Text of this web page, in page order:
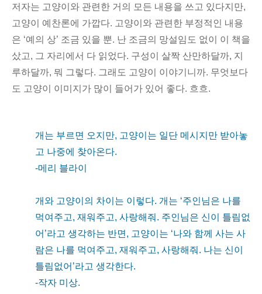
저자는 고양이와 관련한 거의 모든 내용을 쓰고 있다지만,
고양이 예찬론에 가깝다. 고양이와 관련한 부정적인 내용
은 ‘예의 상’ 조금 있을 뿐. 난 조금의 망설임도 없이 이 책을
샀고, 그 자리에서 다 읽었다. 구성이 살짝 산만하달까, 지
루하달까, 뭐 그렇다. 그래도 고양이 이야기니까. 무엇보다
도 고양이 이미지가 많이 들어가 있어 좋다. 흐흐.
개는 부르면 오지만, 고양이는 일단 메시지만 받아놓
고 나중에 찾아온다.
-메리 블라이
개와 고양이의 차이는 이렇다. 개는 ‘주인님은 나를
먹여주고, 재워주고, 사랑해줘. 주인님은 신이 틀림없
어’라고 생각하는 반면, 고양이는 ‘나와 함께 사는 사
람은 나를 먹여주고, 재워주고, 사랑해줘. 나는 신이
틀림없어’라고 생각한다.
-작자 미상.